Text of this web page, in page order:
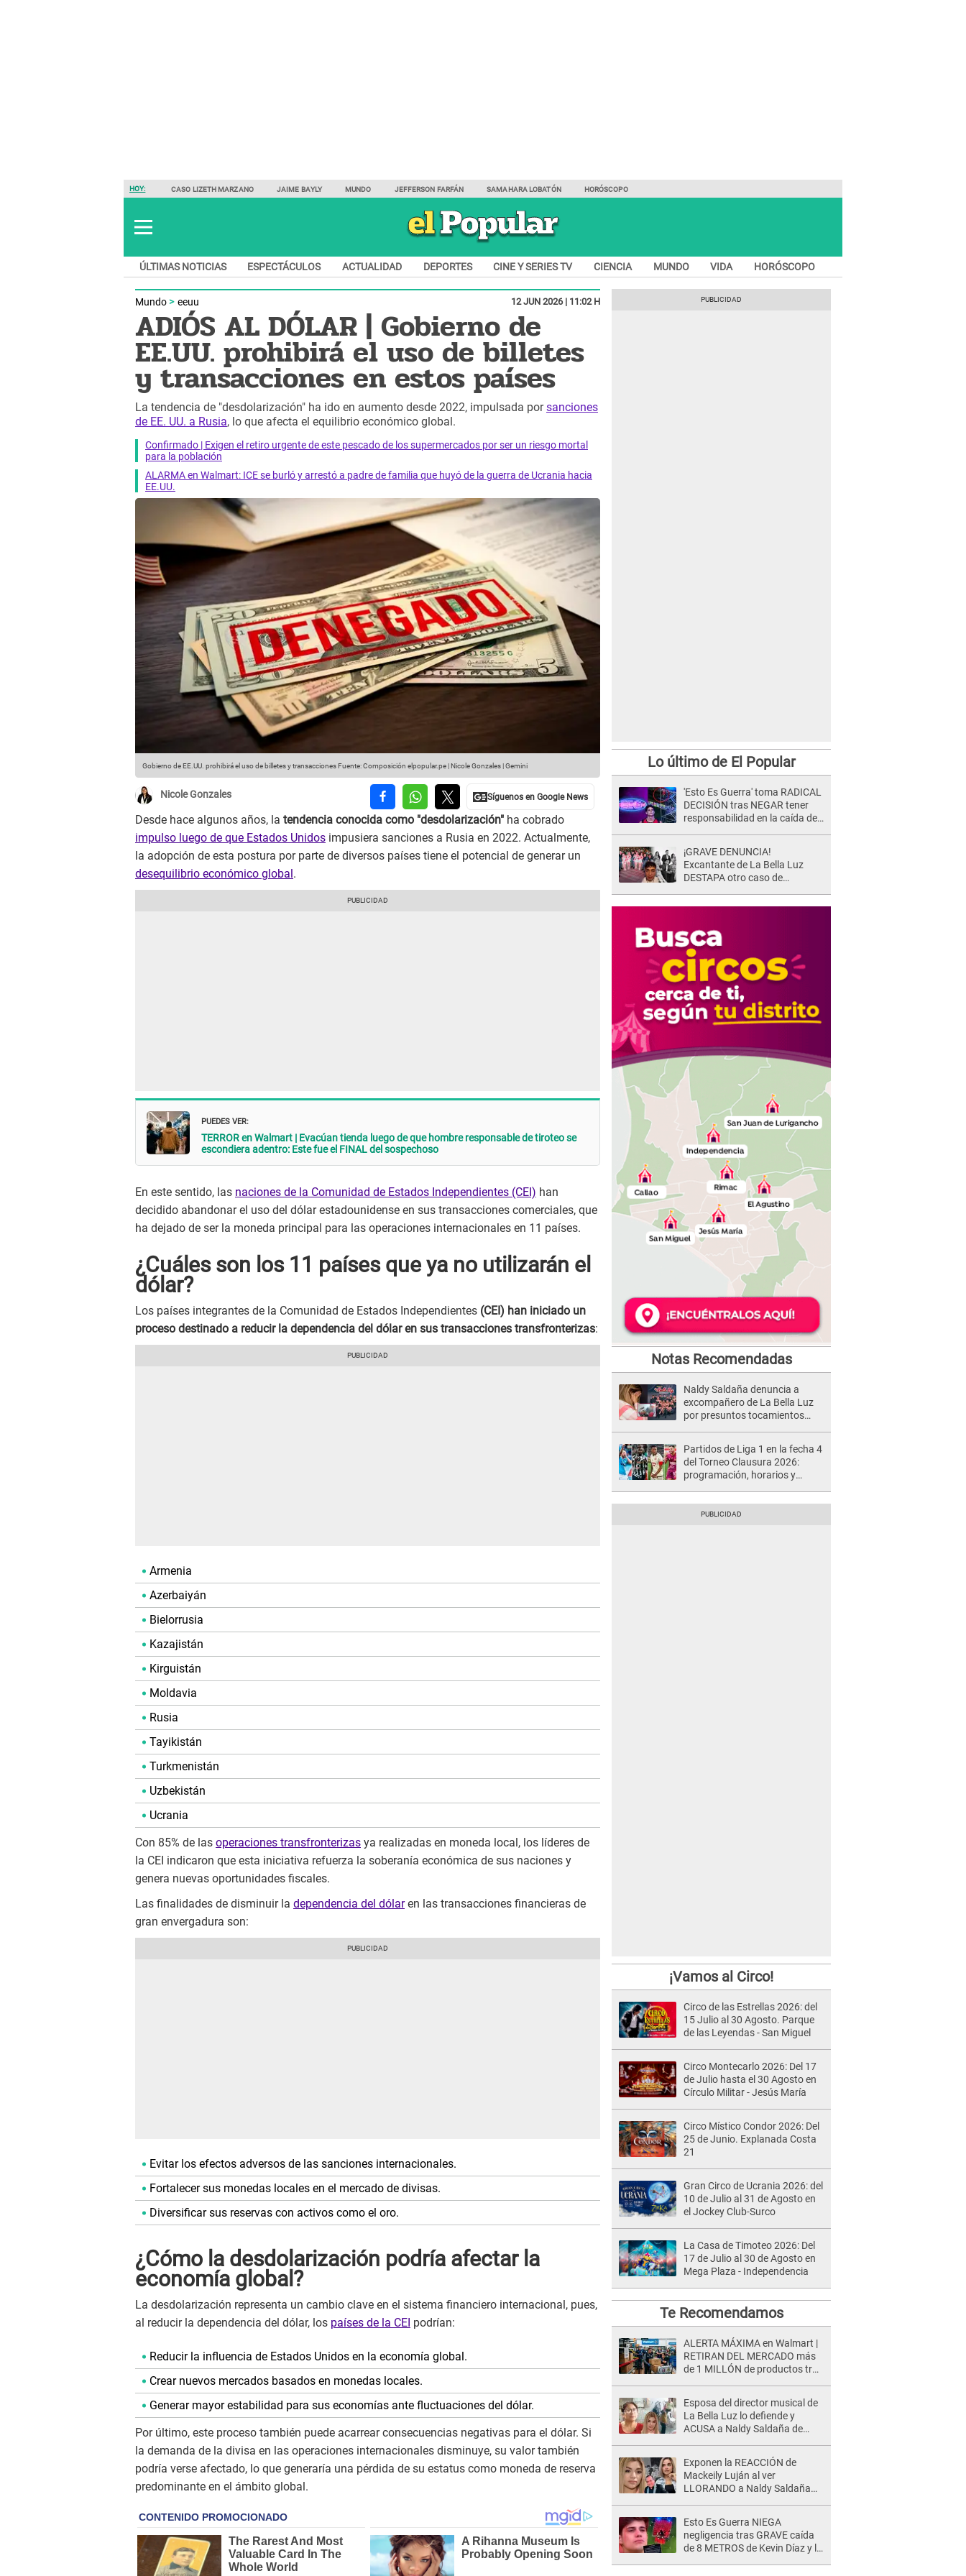
HOY: CASO LIZETH MARZANO JAIME BAYLY MUNDO JEFFERSON FARFÁN SAMAHARA LOBATÓN HORÓSCOPO
ÚLTIMAS NOTICIAS ESPECTÁCULOS ACTUALIDAD DEPORTES CINE Y SERIES TV CIENCIA MUNDO VIDA HORÓSCOPO
Mundo eeuu 12 JUN 2026 | 11:02 H
ADIÓS AL DÓLAR | Gobierno de
EE.UU. prohibirá el uso de billetes
y transacciones en estos países
La tendencia de "desdolarización" ha ido en aumento desde 2022, impulsada porsanciones
de EE. UU. a Rusia, lo que afecta el equilibrio económico global.
Confirmado | Exigen el retiro urgente de este pescado de los supermercados por ser un riesgo mortal
para la población
ALARMA en Walmart: ICE se burló y arrestó a padre de familia que huyó de la guerra de Ucrania hacia
EE.UU.
Gobierno de EE.UU. prohibirá el uso de billetes y transacciones Fuente: Composición elpopular.pe | Nicole Gonzales | Gemini
Nicole Gonzales
Desde hace algunos años, la tendencia conocida como "desdolarización" ha cobrado
impulso luego de que Estados Unidos impusiera sanciones a Rusia en 2022. Actualmente,
la adopción de esta postura por parte de diversos países tiene el potencial de generar un
desequilibrio económico global .
PUEDES VER:
TERROR en Walmart | Evacúan tienda luego de que hombre responsable de tiroteo se
escondiera adentro: Este fue el FINAL del sospechoso
En este sentido, las naciones de la Comunidad de Estados Independientes (CEI) han
decidido abandonar el uso del dólar estadounidense en sus transacciones comerciales, que
ha dejado de ser la moneda principal para las operaciones internacionales en 11 países.
¿Cuáles son los 11 países que ya no utilizarán el
dólar?
Los países integrantes de la Comunidad de Estados Independientes (CEI) han iniciado un
proceso destinado a reducir la dependencia del dólar en sus transacciones transfronterizas:
Armenia
Azerbaiyán
Bielorrusia
Kazajistán
Kirguistán
Moldavia
Rusia
Tayikistán
Turkmenistán
Uzbekistán
Ucrania
Con 85% de las operaciones transfronterizas ya realizadas en moneda local, los líderes de
la CEI indicaron que esta iniciativa refuerza la soberanía económica de sus naciones y
genera nuevas oportunidades fiscales.
Las finalidades de disminuir la dependencia del dólaren las transacciones financieras de
gran envergadura son:
Evitar los efectos adversos de las sanciones internacionales.
Fortalecer sus monedas locales en el mercado de divisas.
Diversificar sus reservas con activos como el oro.
¿Cómo la desdolarización podría afectar la
economía global?
La desdolarización representa un cambio clave en el sistema financiero internacional, pues,
al reducir la dependencia del dólar, los países de la CEI podrían:
Reducir la influencia de Estados Unidos en la economía global.
Crear nuevos mercados basados en monedas locales.
Generar mayor estabilidad para sus economías ante fluctuaciones del dólar.
Por último, este proceso también puede acarrear consecuencias negativas para el dólar. Si
la demanda de la divisa en las operaciones internacionales disminuye, su valor también
podría verse afectado, lo que generaría una pérdida de su estatus como moneda de reserva
predominante en el ámbito global.
Lo último de El Popular
'Esto Es Guerra' toma RADICAL
DECISIÓN tras NEGAR tener
responsabilidad en la caída de
¡GRAVE DENUNCIA!
Excantante de La Bella Luz
DESTAPA otro caso de
Notas Recomendadas
Naldy Saldaña denuncia a
excompañero de La Bella Luz
por presuntos tocamientos
Partidos de Liga 1 en la fecha 4
del Torneo Clausura 2026:
programación, horarios y
¡Vamos al Circo!
Circo de las Estrellas 2026: del
15 Julio al 30 Agosto. Parque
de las Leyendas - San Miguel
Circo Montecarlo 2026: Del 17
de Julio hasta el 30 Agosto en
Círculo Militar - Jesús María
Circo Místico Condor 2026: Del
25 de Junio. Explanada Costa
21
Gran Circo de Ucrania 2026: del
10 de Julio al 31 de Agosto en
el Jockey Club-Surco
La Casa de Timoteo 2026: Del
17 de Julio al 30 de Agosto en
Mega Plaza - Independencia
Te Recomendamos
ALERTA MÁXIMA en Walmart |
RETIRAN DEL MERCADO más
de 1 MILLÓN de productos tras
Esposa del director musical de
La Bella Luz lo defiende y
ACUSA a Naldy Saldaña de
Exponen la REACCIÓN de
Mackeily Luján al ver
LLORANDO a Naldy Saldaña
Esto Es Guerra NIEGA
negligencia tras GRAVE caída
de 8 METROS de Kevin Díaz y lo